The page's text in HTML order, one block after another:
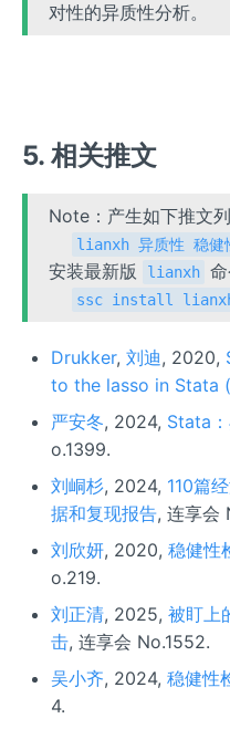
对性的异质性分析。
5. 相关推文
Note：产生如下推文
lianxh 异质性 稳健
安装最新版 lianxh 命
ssc install
Drukker, 刘迪, 2020,
to the lasso in Stata
严安冬, 2024, Stata
o.1399.
刘峒杉, 2024, 110篇
据和复现报告, 连享会
刘欣妍, 2020, 稳健性
o.219.
刘正清, 2025, 被盯上
击, 连享会 No.1552.
吴小齐, 2024, 稳健性
4.